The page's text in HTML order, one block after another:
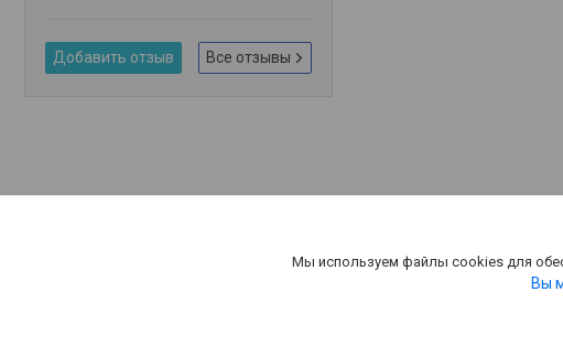
Добавить отзыв Все отзывы
Мы используем файлы cookies для
Вы